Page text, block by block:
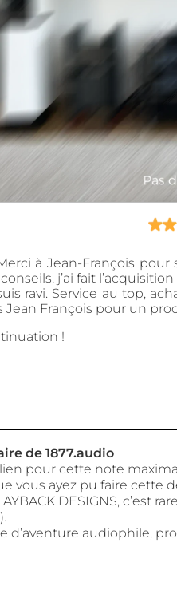
à Jean-François
j’ai fait
ravi. Service au top,
Jean François pour un
!
de 1877.audio
pour cette note
vous ayez pu faire cette
DESIGNS, c’est
d’aventure audiophile,